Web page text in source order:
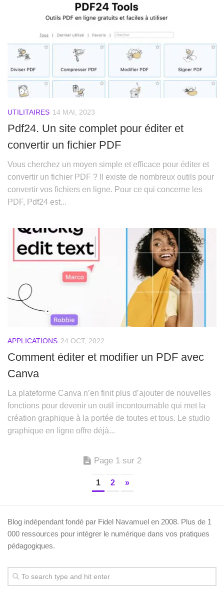
UTILITAIRES 14 MAI, 2023
Pdf24. Un site complet pour éditer et
convertir un fichier PDF
Vous cherchez un moyen simple et efficace pour éditer et
convertir un fichier PDF ? Il existe de nombreux outils pour
convertir vos fichiers en ligne. Pour ce qui concerne les
PDF, Pdf24 est...
APPLICATIONS 24 OCT, 2022
Comment éditer et modifier un PDF avec
Canva
La plateforme Canva n’en finit plus d’ajouter de nouvelles
fonctions pour devenir un outil incontournable qui met la
création graphique à la portée de toutes et tous. Le studio
graphique en ligne offre déjà...
Page 1 sur 2
1 2 »
Blog indépendant fondé par Fidel Navamuel en 2008. Plus de 1
000 ressources pour intégrer le numérique dans vos pratiques
pédagogiques.